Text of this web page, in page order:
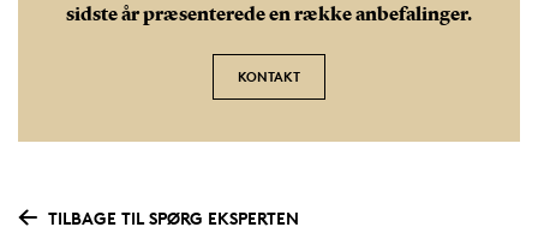
sidste år præsenterede en række anbefalinger.
KONTAKT
TILBAGE TIL SPØRG EKSPERTEN